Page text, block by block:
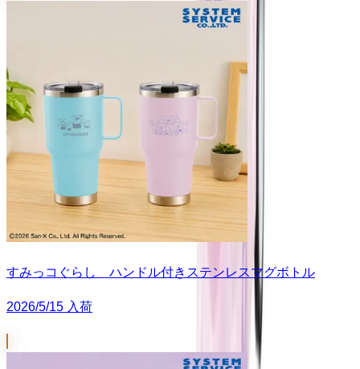
すみっコぐらし ハンドル付きステンレスマグボトル
2026/5/15 入荷